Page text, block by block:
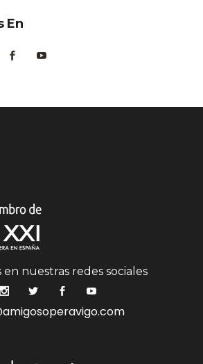
En
nuestras redes sociales